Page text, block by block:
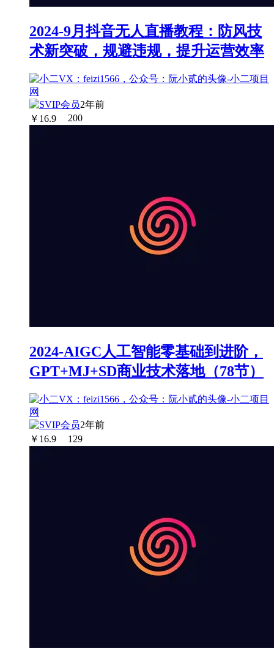
2024-9月抖音无人直播教程：防风技
术新突破，规避违规，提升运营效率
2年前
￥ 16.9 200
2024-AIGC人工智能零基础到进阶，
GPT+MJ+SD商业技术落地（78节）
2年前
￥ 16.9 129